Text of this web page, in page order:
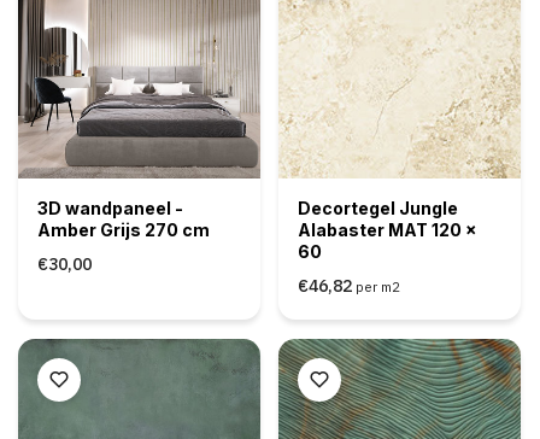
3D wandpaneel -
Amber Grijs 270 cm
€30,00
Decortegel Jungle
Alabaster MAT 120 x
60
€46,82 per m2